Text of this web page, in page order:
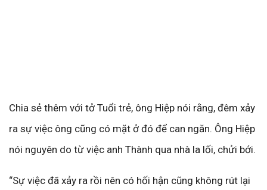
Chia sẻ thêm với tở Tuổi trẻ, ông Hiệp nói rằng, đêm xảy
ra sự việc ông cũng có mặt ở đó để can ngăn. Ông Hiệp
nói nguyên do từ việc anh Thành qua nhà la lối, chửi bới.
“Sự việc đã xảy ra rồi nên có hối hận cũng không rút lại